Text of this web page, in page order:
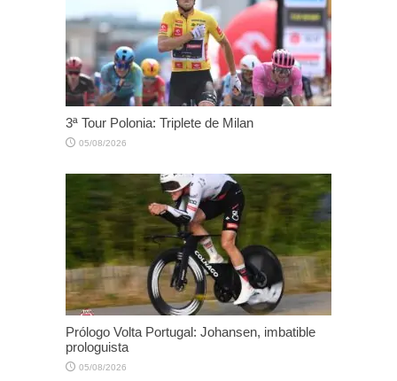
3ª Tour Polonia: Triplete de Milan
05/08/2026
Prólogo Volta Portugal: Johansen, imbatible
prologuista
05/08/2026